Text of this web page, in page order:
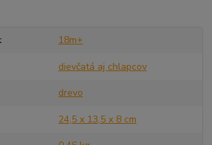
18m+
dievčatá aj chlapcov
drevo
24,5 x 13,5 x 8 cm